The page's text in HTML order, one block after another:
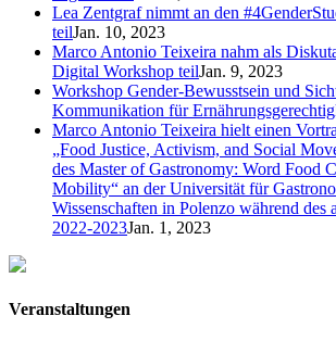
Lea Zentgraf nimmt an den
teilJan. 10, 2023
Marco Antonio Teixeira nahm als
Digital Workshop teilJan. 9, 2023
Workshop Gender-Bewusstsein und
Kommunikation für
Marco Antonio Teixeira hielt einen
„Food Justice, Activism, and Social
des Master of Gastronomy: Word Food
Mobility“ an der Universität für
Wissenschaften in Polenzo während des
2022-2023Jan. 1, 2023
Veranstaltungen